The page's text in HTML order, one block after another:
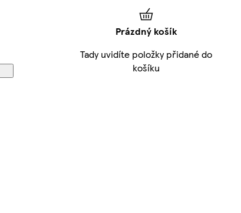
Prázdný košík
Tady uvidíte položky přidané do
košíku